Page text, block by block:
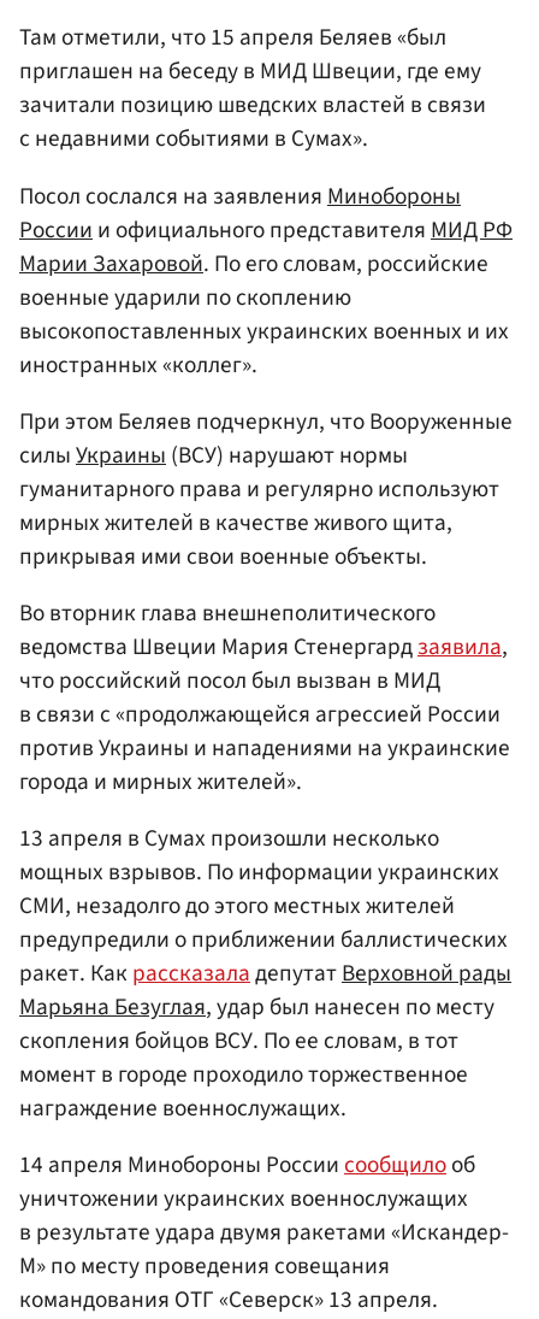
Там отметили, что 15 апреля Беляев «был
приглашен на беседу в МИД Швеции, где ему
зачитали позицию шведских властей в связи
с недавними событиями в Сумах».
Посол сослался на заявления Минобороны
России и официального представителя МИД РФ
Марии Захаровой. По его словам, российские
военные ударили по скоплению
высокопоставленных украинских военных и их
иностранных «коллег».
При этом Беляев подчеркнул, что Вооруженные
силыУкраины(ВСУ) нарушают нормы
гуманитарного права и регулярно используют
мирных жителей в качестве живого щита,
прикрывая ими свои военные объекты.
Во вторник глава внешнеполитического
ведомства Швеции Мария Стенергардзаявила,
что российский посол был вызван в МИД
в связи с «продолжающейся агрессией России
против Украины и нападениями на украинские
города и мирных жителей».
13 апреля в Сумах произошли несколько
мощных взрывов. По информации украинских
СМИ, незадолго до этого местных жителей
предупредили о приближении баллистических
ракет. Как рассказаладепутатВерховной рады
Марьяна Безуглая, удар был нанесен по месту
скопления бойцов ВСУ. По ее словам, в тот
момент в городе проходило торжественное
награждение военнослужащих.
14 апреля Минобороны Россиисообщилооб
уничтожении украинских военнослужащих
в результате удара двумя ракетами «Искандер-
М» по месту проведения совещания
командования ОТГ «Северск» 13 апреля.